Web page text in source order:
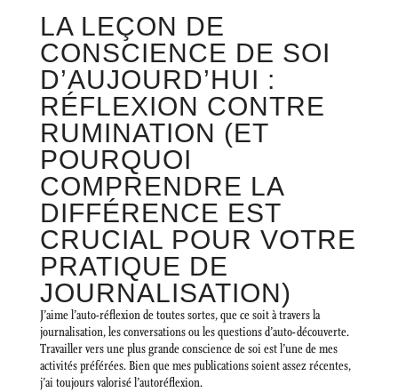
LA LEÇON DE
CONSCIENCE DE SOI
D’AUJOURD’HUI :
RÉFLEXION CONTRE
RUMINATION (ET
POURQUOI
COMPRENDRE LA
DIFFÉRENCE EST
CRUCIAL POUR VOTRE
PRATIQUE DE
JOURNALISATION)
J’aime l’auto-réflexion de toutes sortes, que ce soit à travers la
journalisation, les conversations ou les questions d’auto-découverte.
Travailler vers une plus grande conscience de soi est l’une de mes
activités préférées. Bien que mes publications soient assez récentes,
j’ai toujours valorisé l’autoréflexion.